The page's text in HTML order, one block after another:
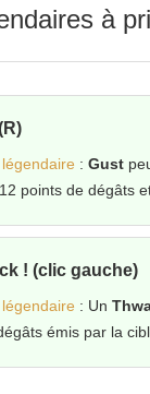
à
: Gust
points de dégâts
! (clic gauche)
: Un
émis par la